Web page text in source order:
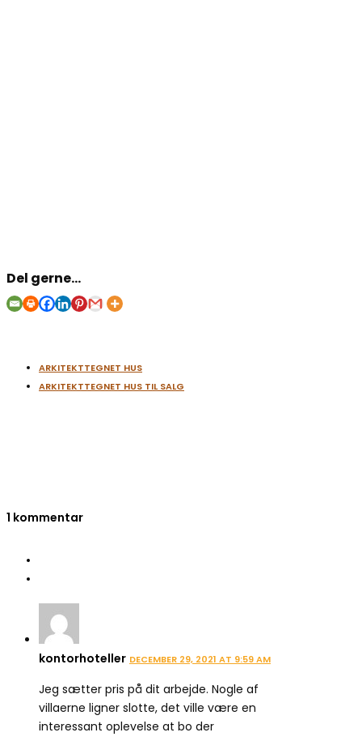
Del gerne...
ARKITEKTTEGNET HUS
ARKITEKTTEGNET HUS TIL SALG
1 kommentar
kontorhoteller DECEMBER 29, 2021 AT 9:59 AM
Jeg sætter pris på dit arbejde. Nogle af
villaerne ligner slotte, det ville være en
interessant oplevelse at bo der